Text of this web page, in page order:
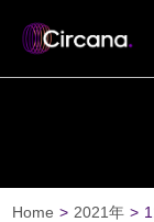
Home > 2021年 >